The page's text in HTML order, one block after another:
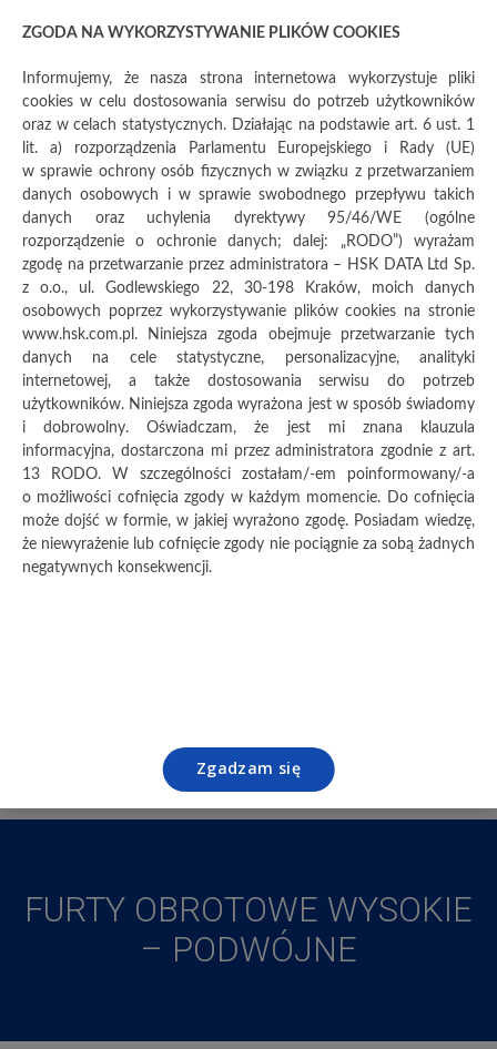
MENU
FURTY OBROTOWE WYSOKIE
– PODWÓJNE
Zgadzam się
ZGODA NA WYKORZYSTYWANIE PLIKÓW COOKIES
Informujemy, że nasza strona internetowa wykorzystuje pliki
cookies w celu dostosowania serwisu do potrzeb użytkowników
oraz w celach statystycznych. Działając na podstawie art. 6 ust. 1
lit. a) rozporządzenia Parlamentu Europejskiego i Rady (UE)
w sprawie ochrony osób fizycznych w związku z przetwarzaniem
danych osobowych i w sprawie swobodnego przepływu takich
danych oraz uchylenia dyrektywy 95/46/WE (ogólne
rozporządzenie o ochronie danych; dalej: „RODO”) wyrażam
zgodę na przetwarzanie przez administratora – HSK DATA Ltd Sp.
z o.o., ul. Godlewskiego 22, 30-198 Kraków, moich danych
osobowych poprzez wykorzystywanie plików cookies na stronie
www.hsk.com.pl. Niniejsza zgoda obejmuje przetwarzanie tych
danych na cele statystyczne, personalizacyjne, analityki
internetowej, a także dostosowania serwisu do potrzeb
użytkowników. Niniejsza zgoda wyrażona jest w sposób świadomy
i dobrowolny. Oświadczam, że jest mi znana klauzula
informacyjna, dostarczona mi przez administratora zgodnie z art.
13 RODO. W szczególności zostałam/-em poinformowany/-a
o możliwości cofnięcia zgody w każdym momencie. Do cofnięcia
może dojść w formie, w jakiej wyrażono zgodę. Posiadam wiedzę,
że niewyrażenie lub cofnięcie zgody nie pociągnie za sobą żadnych
negatywnych konsekwencji.